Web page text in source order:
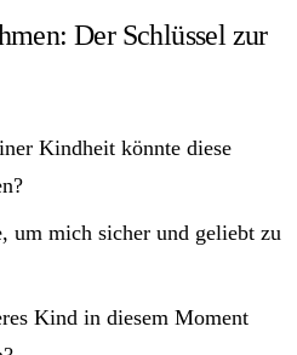
Der Schlüssel zur
Kindheit könnte diese
um mich sicher und geliebt zu
Kind in diesem Moment